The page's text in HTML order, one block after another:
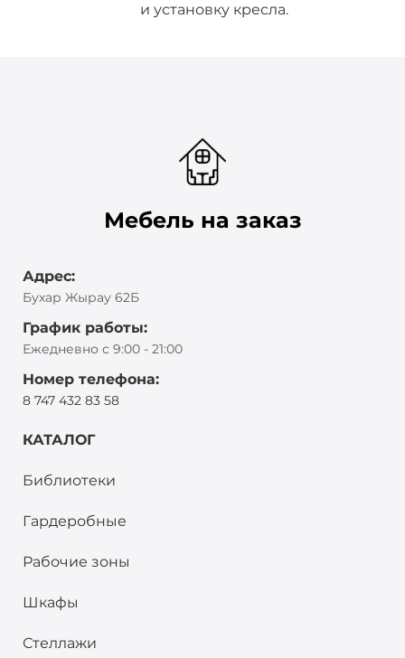
и установку кресла.
Мебель на заказ
Адрес:
Бухар Жырау 62Б
График работы:
Ежедневно с 9:00 - 21:00
Номер телефона:
8 747 432 83 58
КАТАЛОГ
Библиотеки
Гардеробные
Рабочие зоны
Шкафы
Стеллажи